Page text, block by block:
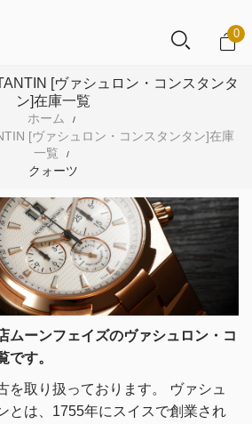
0
[ヴァシュロン・コンスタンタ
ン]在庫一覧
ホーム /
[ヴァシュロン・コンスタンタン]在庫
一覧
/
クォーツ
ムーンフェイズのヴァシュロン・コ
です。
を取り扱っております。
ヴァシュ
とは、1755年にスイスで創業され